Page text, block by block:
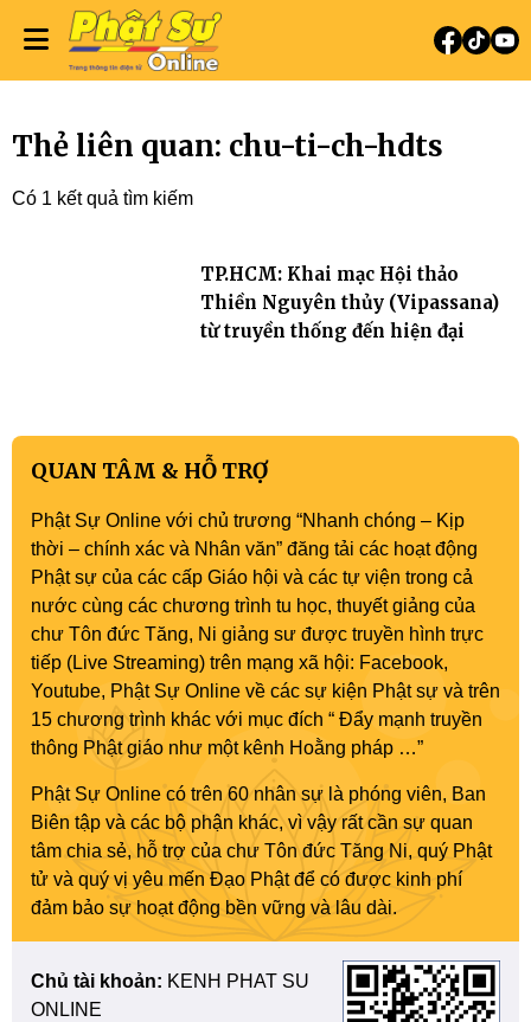
Thẻ liên quan: chu-ti-ch-hdts
Có 1 kết quả tìm kiếm
TP.HCM: Khai mạc Hội thảo
Thiền Nguyên thủy (Vipassana)
từ truyền thống đến hiện đại
QUAN TÂM & HỖ TRỢ
Phật Sự Online với chủ trương “Nhanh chóng – Kịp
thời – chính xác và Nhân văn” đăng tải các hoạt động
Phật sự của các cấp Giáo hội và các tự viện trong cả
nước cùng các chương trình tu học, thuyết giảng của
chư Tôn đức Tăng, Ni giảng sư được truyền hình trực
tiếp (Live Streaming) trên mạng xã hội: Facebook,
Youtube, Phật Sự Online về các sự kiện Phật sự và trên
15 chương trình khác với mục đích “ Đẩy mạnh truyền
thông Phật giáo như một kênh Hoằng pháp …”
Phật Sự Online có trên 60 nhân sự là phóng viên, Ban
Biên tập và các bộ phận khác, vì vậy rất cần sự quan
tâm chia sẻ, hỗ trợ của chư Tôn đức Tăng Ni, quý Phật
tử và quý vị yêu mến Đạo Phật để có được kinh phí
đảm bảo sự hoạt động bền vững và lâu dài.
Chủ tài khoản: KENH PHAT SU
ONLINE